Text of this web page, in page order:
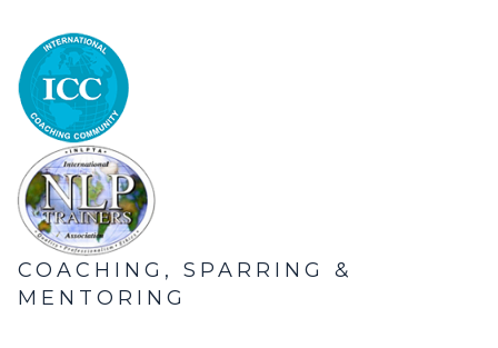
COACHING, SPARRING &
MENTORING